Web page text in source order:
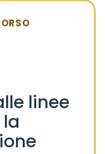
linee